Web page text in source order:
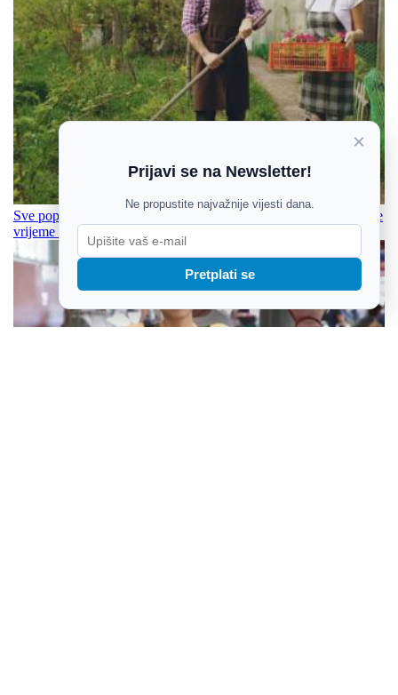
Sve popularniji koncept takozvanog “lijenog vrtlarenja” štedi vaše
vrijeme i trud
×
Prijavi se na Newsletter!
Ne propustite najvažnije vijesti dana.
Pretplati se